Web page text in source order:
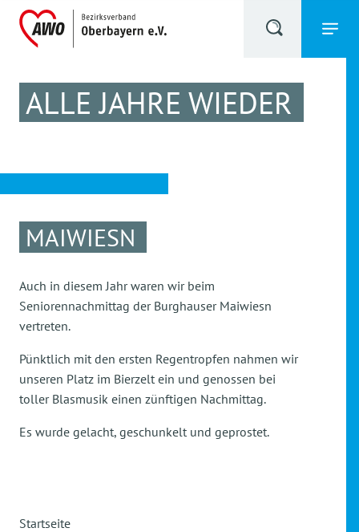
ALLE JAHRE WIEDER
MAIWIESN
Auch in diesem Jahr waren wir beim
Seniorennachmittag der Burghauser Maiwiesn
vertreten.
Pünktlich mit den ersten Regentropfen nahmen wir
unseren Platz im Bierzelt ein und genossen bei
toller Blasmusik einen zünftigen Nachmittag.
Es wurde gelacht, geschunkelt und geprostet.
Startseite